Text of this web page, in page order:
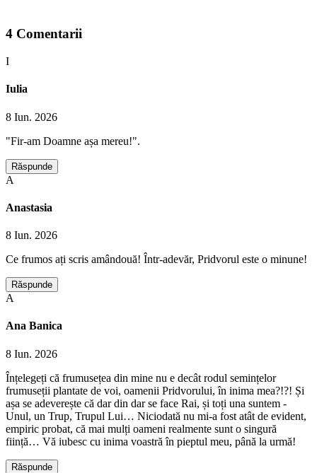
4 Comentarii
I
Iulia
8 Iun. 2026
"Fir-am Doamne așa mereu!".
Răspunde
A
Anastasia
8 Iun. 2026
Ce frumos ați scris amândouă! Într-adevăr, Pridvorul este o minune!
Răspunde
A
Ana Banica
8 Iun. 2026
Înțelegeți că frumusețea din mine nu e decât rodul semințelor
frumuseții plantate de voi, oamenii Pridvorului, în inima mea?!?! Și
așa se adeverește că dar din dar se face Rai, și toți una suntem -
Unul, un Trup, Trupul Lui… Niciodată nu mi-a fost atât de evident,
empiric probat, că mai mulți oameni realmente sunt o singură
ființă… Vă iubesc cu inima voastră în pieptul meu, până la urmă!
Răspunde